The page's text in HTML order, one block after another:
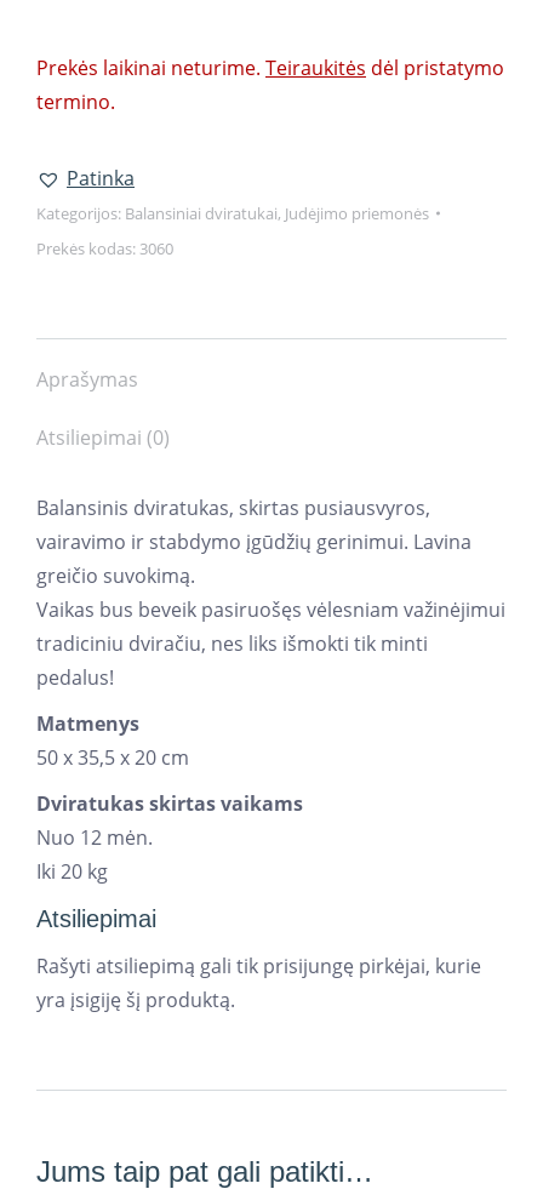
Prekės laikinai neturime. Teiraukitės dėl pristatymo
termino.
Patinka
Kategorijos: Balansiniai dviratukai, Judėjimo priemonės
Prekės kodas: 3060
Aprašymas
Atsiliepimai (0)
Balansinis dviratukas, skirtas pusiausvyros,
vairavimo ir stabdymo įgūdžių gerinimui. Lavina
greičio suvokimą.
Vaikas bus beveik pasiruošęs vėlesniam važinėjimui
tradiciniu dviračiu, nes liks išmokti tik minti
pedalus!
Matmenys
50 x 35,5 x 20 cm
Dviratukas skirtas vaikams
Nuo 12 mėn.
Iki 20 kg
Atsiliepimai
Rašyti atsiliepimą gali tik prisijungę pirkėjai, kurie
yra įsigiję šį produktą.
Jums taip pat gali patikti…